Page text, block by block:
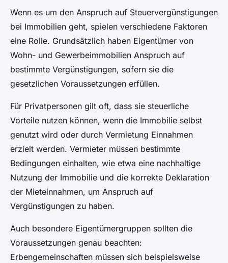
Wenn es um den Anspruch auf Steuervergünstigungen
bei Immobilien geht, spielen verschiedene Faktoren
eine Rolle. Grundsätzlich haben Eigentümer von
Wohn- und Gewerbeimmobilien Anspruch auf
bestimmte Vergünstigungen, sofern sie die
gesetzlichen Voraussetzungen erfüllen.
Für Privatpersonen gilt oft, dass sie steuerliche
Vorteile nutzen können, wenn die Immobilie selbst
genutzt wird oder durch Vermietung Einnahmen
erzielt werden. Vermieter müssen bestimmte
Bedingungen einhalten, wie etwa eine nachhaltige
Nutzung der Immobilie und die korrekte Deklaration
der Mieteinnahmen, um Anspruch auf
Vergünstigungen zu haben.
Auch besondere Eigentümergruppen sollten die
Voraussetzungen genau beachten:
Erbengemeinschaften müssen sich beispielsweise